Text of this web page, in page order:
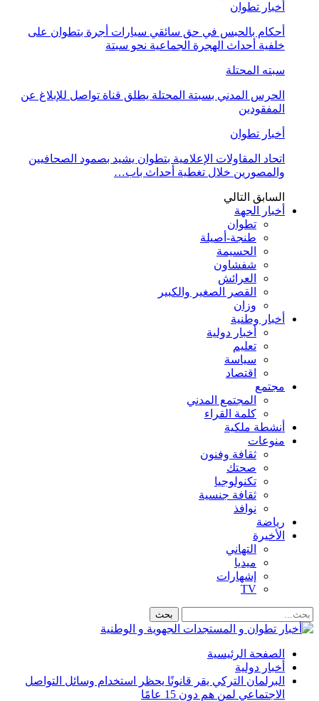
أخبار تطوان
أحكام بالحبس في حق سائقي سيارات أجرة بتطوان على
خلفية أحداث الهجرة الجماعية نحو سبتة
سبته المحتلة
الحرس المدني بسبتة المحتلة يطلق قناة تواصل للإبلاغ عن
المفقودين
أخبار تطوان
اتحاد المقاولات الإعلامية بتطوان يشيد بصمود الصحافيين
والمصورين خلال تغطية أحداث باب…
السابق التالي
أخبار الجهة
تطوان
طنجة-أصيلة
الحسيمة
شفشاون
العرائش
القصر الصغير والكبير
وزان
أخبار وطنية
أخبار دولية
تعليم
سياسة
اقتصاد
مجتمع
المجتمع المدني
كلمة القراء
أنشطة ملكية
منوعات
ثقافة وفنون
صحتك
تكنولوجيا
ثقافة جنسية
نوافذ
رياضة
الأخيرة
التهاني
ميديا
إشهارات
TV
الصفحة الرئيسية
أخبار دولية
البرلمان التركي يقر قانونًا يحظر استخدام وسائل التواصل
الاجتماعي لمن هم دون 15 عامًا